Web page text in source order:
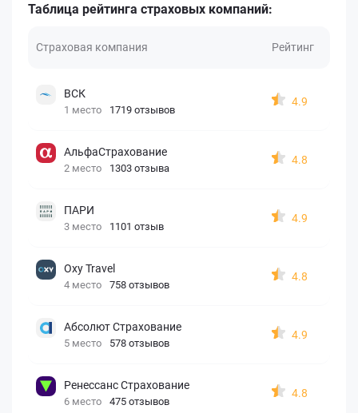
Таблица рейтинга страховых компаний:
Страховая компания Рейтинг
ВСК
1 место 1719 отзывов
4.9
АльфаСтрахование
2 место 1303 отзыва
4.8
ПАРИ
3 место 1101 отзыв
4.9
Oxy Travel
4 место 758 отзывов
4.8
Абсолют Страхование
5 место 578 отзывов
4.9
Ренессанс Страхование
6 место 475 отзывов
4.8